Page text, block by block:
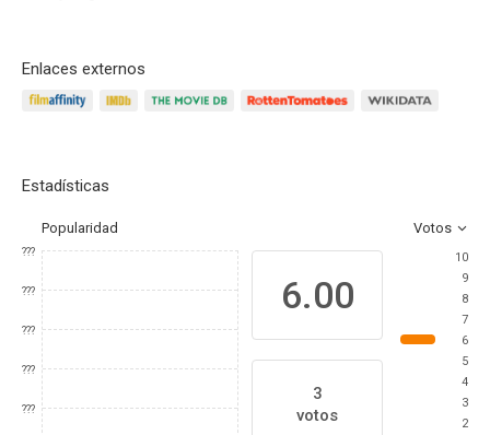
Enlaces externos
Estadísticas
Popularidad Votos
???
???
???
???
???
6.00
3
votos
10
9
8
7
6
5
4
3
2